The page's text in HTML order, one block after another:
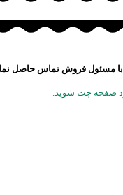
مسئول فروش تماس حاصل
صفحه چت شوید.